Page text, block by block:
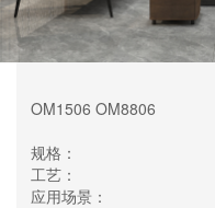
OM1506 OM8806
规格：
工艺：
应用场景：